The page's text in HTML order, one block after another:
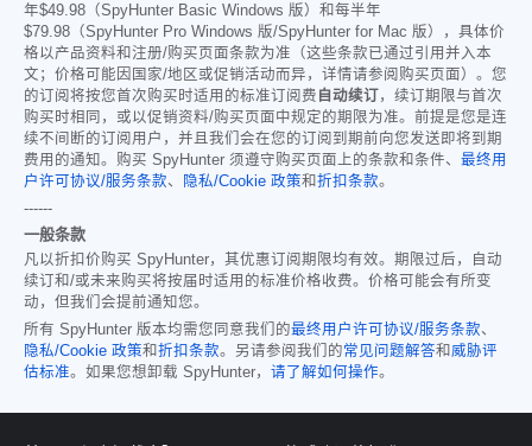
年$49.98 （SpyHunter Basic Windows 版）和每半年
$79.98 （SpyHunter Pro Windows 版/SpyHunter for Mac 版），具体价
格以产品资料和注册/购买页面条款为准（这些条款已通过引用并入本
文；价格可能因国家/地区或促销活动而异，详情请参阅购买页面）。您
的订阅将按您首次购买时适用的标准订阅费 自动续订 ，续订期限与首次
购买时相同，或以促销资料/购买页面中规定的期限为准。前提是您是连
续不间断的订阅用户，并且我们会在您的订阅到期前向您发送即将到期
费用的通知。购买 SpyHunter 须遵守购买页面上的条款和条件、 最终用
户许可协议/服务条款、 隐私/Cookie 政策和折扣条款。
------
一般条款
凡以折扣价购买 SpyHunter，其优惠订阅期限均有效。期限过后，自动
续订和/或未来购买将按届时适用的标准价格收费。价格可能会有所变
动，但我们会提前通知您。
所有 SpyHunter 版本均需您同意我们的最终用户许可协议/服务条款、
隐私/Cookie 政策和折扣条款。另请参阅我们的常见问题解答和威胁评
估标准。如果您想卸载 SpyHunter， 请了解如何操作。